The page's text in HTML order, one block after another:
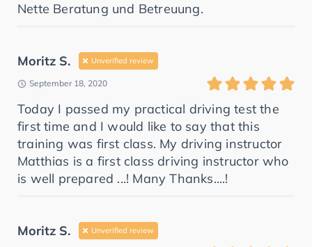
Nette Beratung und Betreuung.
Moritz S. Unverified review
September 18, 2020
Today I passed my practical driving test the
first time and I would like to say that this
training was first class. My driving instructor
Matthias is a first class driving instructor who
is well prepared ...! Many Thanks....!
Moritz S. Unverified review